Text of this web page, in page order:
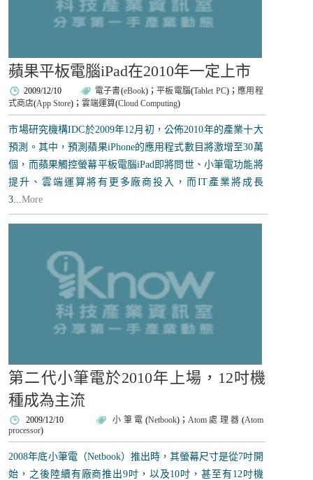
蘋果平板電腦iPad在2010年一定上市
2009/12/10 電子書(eBook)； 平板電腦(Tablet PC)； 應用程
式商店(App Store)；雲端運算(Cloud Computing)
市場研究機構IDC於2009年12月初，公佈2010年的產業十大
預測。其中，預測蘋果iPhone的應用程式數目將激增至30萬
個，而蘋果觸控螢幕平板電腦iPad即將問世、小筆電功能將
提升、雲端運算將有更多廠商投入，而IT產業將成長
3...More
第二代小筆電於2010年上場，12吋機
種成為主流
2009/12/10 小筆電 (Netbook)； Atom處理器 (Atom
processor)
2008年底小筆電（Netbook）推出時，其螢幕尺寸是從7吋開
始，之後陸續有廠商推出9吋，以及10吋，甚至有12吋機